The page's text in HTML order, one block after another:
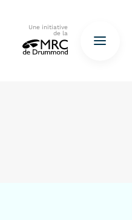
Une initiative
de la